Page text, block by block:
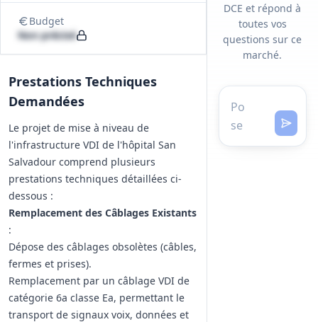
Budget
Non précisé
Prestations Techniques
Demandées
Le projet de mise à niveau de
l'infrastructure VDI de l'hôpital San
Salvadour comprend plusieurs
prestations techniques détaillées ci-
dessous :
Remplacement des Câblages Existants
:
Dépose des câblages obsolètes (câbles,
fermes et prises).
Remplacement par un câblage VDI de
catégorie 6a classe Ea, permettant le
transport de signaux voix, données et
DCE et répond à
toutes vos
questions sur ce
marché.